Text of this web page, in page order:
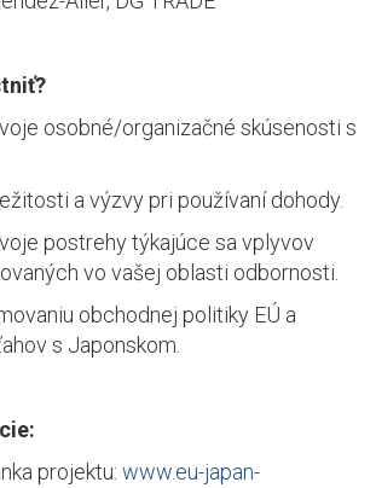
osobné/organizačné skúsenosti s
a výzvy pri používaní dohody.
postrehy týkajúce sa vplyvov
vo vašej oblasti odbornosti.
obchodnej politiky EÚ a
s Japonskom.
projektu: www.eu-japan-